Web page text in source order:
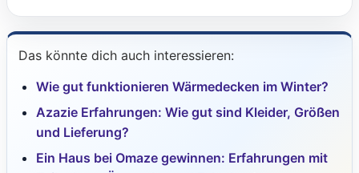
Das könnte dich auch interessieren:
Wie gut funktionieren Wärmedecken im Winter?
Azazie Erfahrungen: Wie gut sind Kleider, Größen
und Lieferung?
Ein Haus bei Omaze gewinnen: Erfahrungen mit